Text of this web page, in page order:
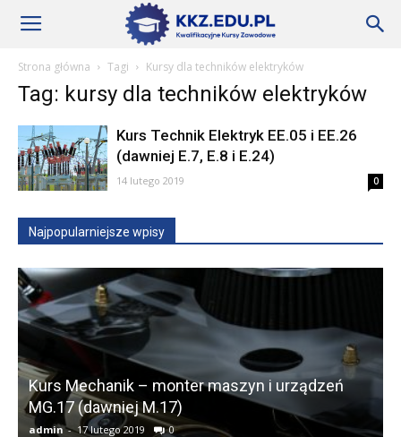
Szkoły
KKZ
Aktualności
Strona główna Tagi Kursy dla techników elektryków
Tag: kursy dla techników elektryków
Kurs Technik Elektryk EE.05 i EE.26
(dawniej E.7, E.8 i E.24)
14 lutego 2019 0
Najpopularniejsze wpisy
Kurs Mechanik – monter maszyn i urządzeń
MG.17 (dawniej M.17)
admin - 17 lutego 2019 0